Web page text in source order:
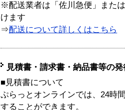
※配送業者は「佐川急便」また
けます
⇒配送について詳しくはこちら
見積書・請求書・納品書等の
■見積書について
ぷらっとオンラインでは、24時
することができます。